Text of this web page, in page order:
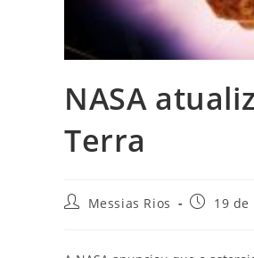
NASA
Terra
AutorMessias Rios
Post19 de